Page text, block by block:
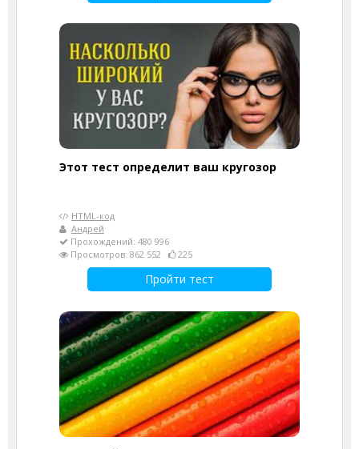
Этот тест определит ваш кругозор
HTML-код
Андрей
Прохождений: 480 996
Просмотров: 862 552
225
Пройти тест